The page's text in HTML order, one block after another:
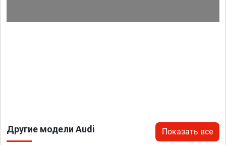
Другие модели Audi Показать все